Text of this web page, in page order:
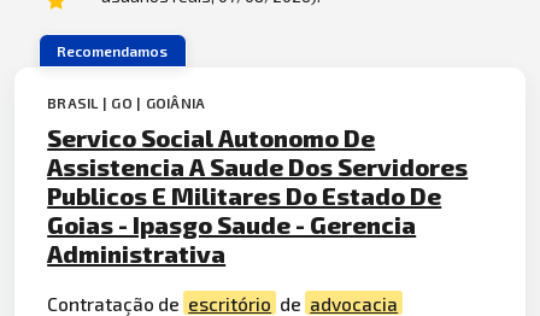
Recomendamos
BRASIL | GO | GOIÂNIA
Servico Social Autonomo De
Assistencia A Saude Dos Servidores
Publicos E Militares Do Estado De
Goias - Ipasgo Saude - Gerencia
Administrativa
Contratação de escritório de advocacia